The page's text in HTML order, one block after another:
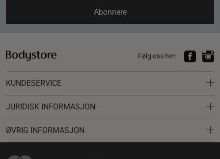
Abonnere
Følg oss her:
KUNDESERVICE
JURIDISK INFORMASJON
ØVRIG INFORMASJON